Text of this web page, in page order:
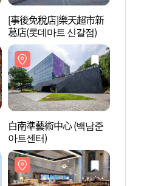
[事後免稅店]樂天超市新
葛店(롯데마트 신갈점)
白南準藝術中心 (백남준
아트센터)